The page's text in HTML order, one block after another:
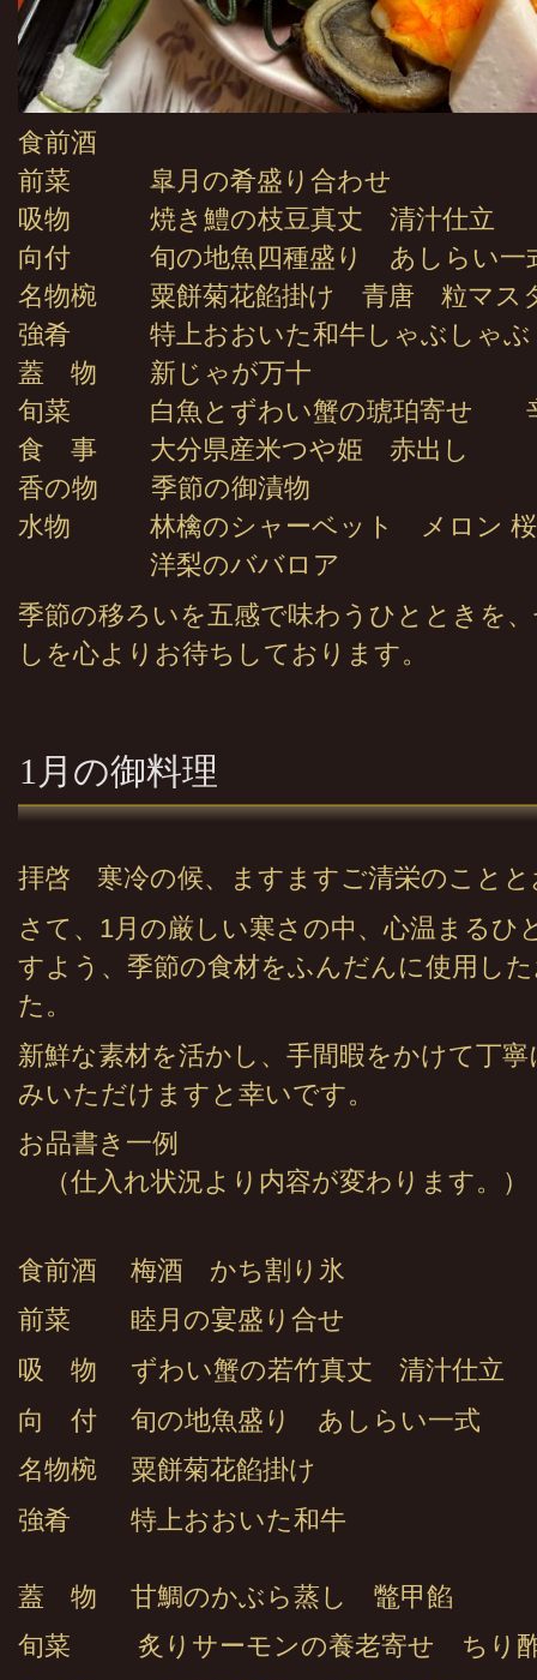
食前酒
前菜 皐月の肴盛り合わせ
吸物 焼き鱧の枝豆真丈 清汁仕立
向付 旬の地魚四種盛り あしらい一
名物椀 粟餅菊花餡掛け 青唐 粒マス
強肴 特上おおいた和牛しゃぶしゃぶ
蓋 物 新じゃが万十
旬菜 白魚とずわい蟹の琥珀寄せ 辛
食 事 大分県産米つや姫 赤出し
香の物 季節の御漬物
水物 林檎のシャーベット メロン 桜
洋梨のババロア
季節の移ろいを五感で味わうひとときを
しを心よりお待ちしております。
1月の御料理
拝啓 寒冷の候、ますますご清栄のことと
さて、1月の厳しい寒さの中、心温まる
すよう、季節の食材をふんだんに使用し
た。
新鮮な素材を活かし、手間暇をかけて丁
みいただけますと幸いです。
お品書き一例
（仕入れ状況より内容が変わります。）
食前酒 梅酒 かち割り氷
前菜 睦月の宴盛り合せ
吸 物 ずわい蟹の若竹真丈 清汁仕立
向 付 旬の地魚盛り あしらい一式
名物椀 粟餅菊花餡掛け
強肴 特上おおいた和牛
蓋 物 甘鯛のかぶら蒸し 鼈甲餡
旬菜 炙りサーモンの養老寄せ ちり